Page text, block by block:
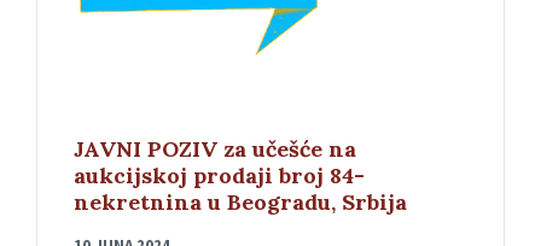
JAVNI POZIV za učešće na
aukcijskoj prodaji broj 84-
nekretnina u Beogradu, Srbija